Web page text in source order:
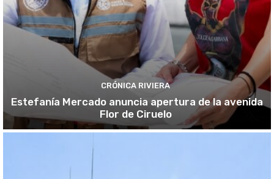
CRÓNICA RIVIERA
Estefanía Mercado anuncia apertura de la avenida
Flor de Ciruelo